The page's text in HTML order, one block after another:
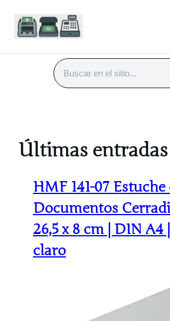
Buscar
Últimas entradas
HMF 141-07 Estuche
Documentos
26,5 x 8 cm | DIN A4
claro